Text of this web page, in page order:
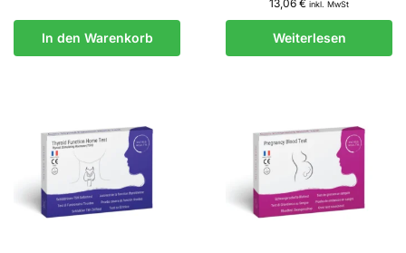
In den Warenkorb
13,06 € inkl. MwSt
Weiterlesen